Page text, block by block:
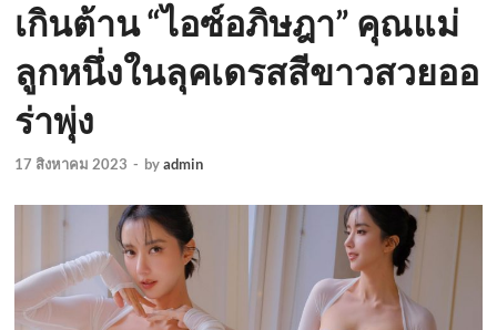
เกินต้าน “ไอซ์อภิษฎา” คุณแม่
ลูกหนึ่งในลุคเดรสสีขาวสวยออ
ร่าพุ่ง
17 สิงหาคม 2023 - byadmin